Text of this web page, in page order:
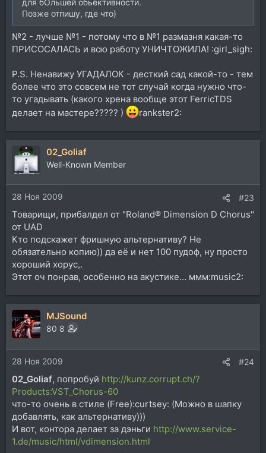
для бОльшей обьективности.
Позже отпишу, где что)
№2 - лучше №1 - потому что в №1 размазня какая-то
ПРИСОСАЛАСЬ и всю работу УНИЧТОЖИЛА! :girl_sigh:
P.S. Ненавижу УГАДАЛОК - десткий сад какой-то - тем
более что это совсем не тот случай когда нужно что-
то угадывать (какого хрена вообще этот FerricTDS
делает на мастере????? )
rankster2:
02_Goliaf
Well-Known Member
28 Ноя 2009 #23
Товарищи, прибалдел от "Roland® Dimension D Chorus"
от UAD
Кто подскажет фришную альтернативу? Не
обязательно копию)) да её и нет 100 пудоф, ну просто
хороший хорус,.
Этот оч понрав, особенно на акустике... ммм:music2:
MJSound
80 8
28 Ноя 2009 #24
02_Goliaf, попробуй http://kunz.corrupt.ch/?
Products:VST_Chorus-60
что-то очень в стиле (Free):curtsey: (Можно в шапку
добавлять, как альтернативу)))
И вот, контора делает за дэньги http://www.service-
1.de/music/html/vdimension.html